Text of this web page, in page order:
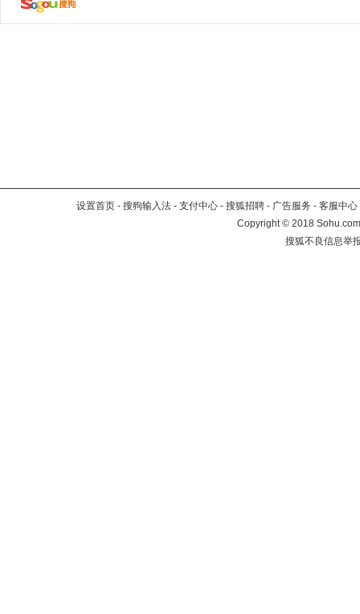
设置首页 - 搜狗输入法 - 支付中心 - 搜狐招聘 - 广告服务 - 客服中心
Copyright©2018
搜狐不良信息举